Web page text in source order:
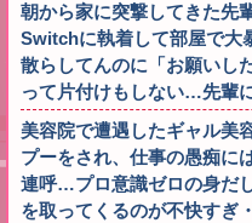
朝から家に突撃してきた先
Switchに執着して部屋で大
散らしてんのに「お願いし
って片付けもしない…先輩
美容院で遭遇したギャル美
プーをされ、仕事の愚痴に
連呼…プロ意識ゼロの身だ
を取ってくるのが不快すぎ